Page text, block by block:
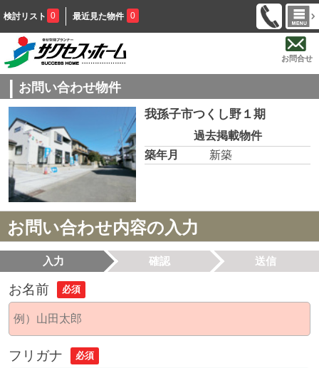
検討リスト 0 最近見た物件 0
お問合せ
お問い合わせ物件
我孫子市つくし野１期
過去掲載物件
築年月
新築
お問い合わせ内容の入力
入力 確認 送信
お名前 必須
フリガナ 必須